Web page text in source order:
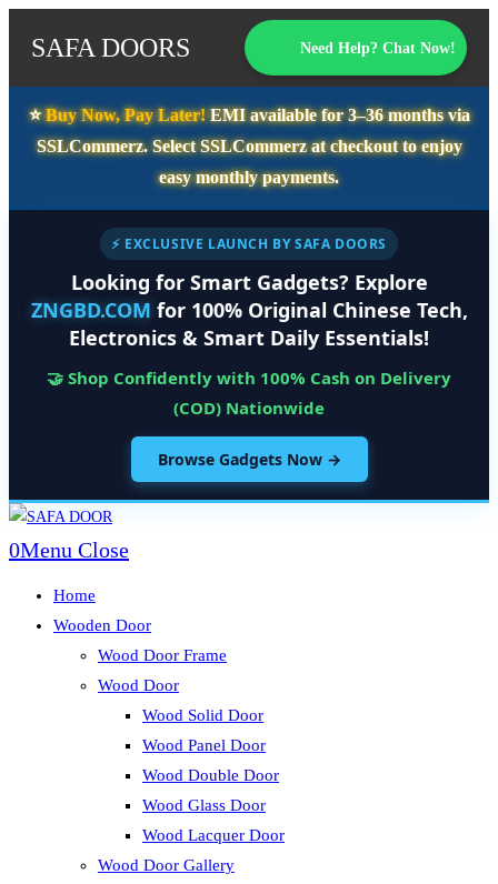
SAFA DOORS Need Help? Chat Now!
⭐️Buy Now, Pay Later!EMI available for3–36 monthsvia
SSLCommerz. SelectSSLCommerzat checkout to enjoy
easy monthly payments.
⚡ EXCLUSIVE LAUNCH BY SAFA DOORS
Looking for Smart Gadgets? Explore
ZNGBD.COM for 100% Original Chinese Tech,
Electronics & Smart Daily Essentials!
🤝 Shop Confidently with 100% Cash on Delivery
(COD) Nationwide
Browse Gadgets Now →
Skip
to
0Menu Close
Home
Wooden Door
Wood Door Frame
Wood Door
Wood Solid Door
Wood Panel Door
Wood Double Door
Wood Glass Door
Wood Lacquer Door
Wood Door Gallery